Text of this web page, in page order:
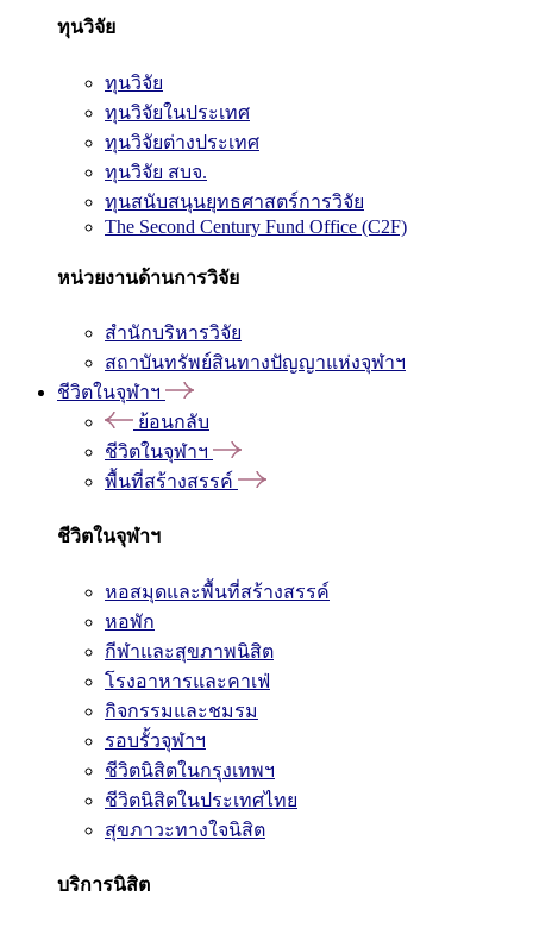
ทุนวิจัย
ทุนวิจัย
ทุนวิจัยในประเทศ
ทุนวิจัยต่างประเทศ
ทุนวิจัย สบจ.
ทุนสนับสนุนยุทธศาสตร์การวิจัย
The Second Century Fund Office (C2F)
หน่วยงานด้านการวิจัย
สำนักบริหารวิจัย
สถาบันทรัพย์สินทางปัญญาแห่งจุฬาฯ
ชีวิตในจุฬาฯ
ย้อนกลับ
ชีวิตในจุฬาฯ
พื้นที่สร้างสรรค์
ชีวิตในจุฬาฯ
หอสมุดและพื้นที่สร้างสรรค์
หอพัก
กีฬาและสุขภาพนิสิต
โรงอาหารและคาเฟ่
กิจกรรมและชมรม
รอบรั้วจุฬาฯ
ชีวิตนิสิตในกรุงเทพฯ
ชีวิตนิสิตในประเทศไทย
สุขภาวะทางใจนิสิต
บริการนิสิต